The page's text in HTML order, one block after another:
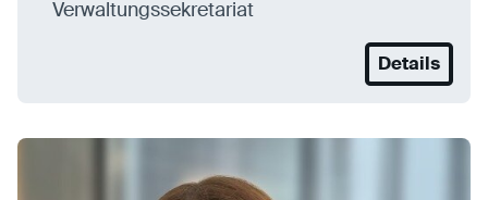
Verwaltungssekretariat
Details